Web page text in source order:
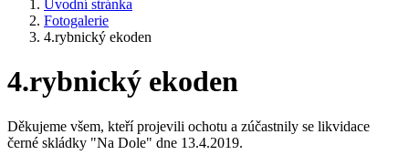
Úvodní stránka
Fotogalerie
4.rybnický ekoden
4.rybnický ekoden
Děkujeme všem, kteří projevili ochotu a zúčastnily se likvidace
černé skládky "Na Dole" dne 13.4.2019.